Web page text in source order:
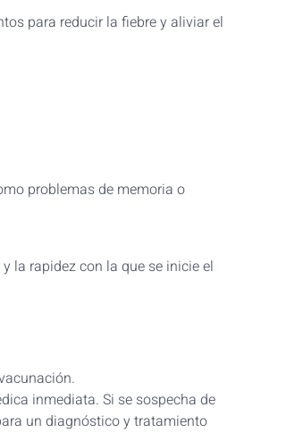
para reducir la fiebre y aliviar el
problemas de memoria o
la rapidez con la que se inicie el
inmediata. Si se sospecha de
un diagnóstico y tratamiento